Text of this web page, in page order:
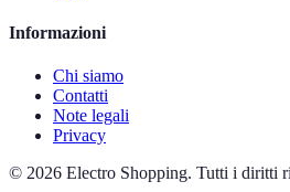
Informazioni
Chi siamo
Contatti
Note legali
Privacy
© 2026 Electro Shopping. Tutti i diritti